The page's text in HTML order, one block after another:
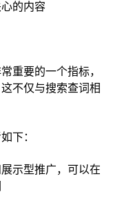
的内容
重要的一个指标，
不仅与搜索查词相
下：
示型推广，可以在